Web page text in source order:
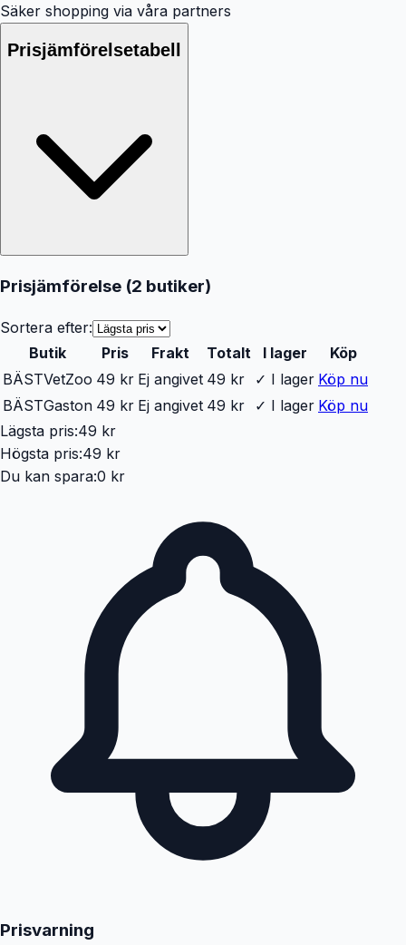
Säker shopping via våra partners
Prisjämförelsetabell
Prisjämförelse (2 butiker)
Sortera efter:
Butik
Pris Frakt Totalt I lager
Köp
BÄSTVetZoo 49 kr Ej angivet 49 kr ✓ I lager Köp nu
BÄSTGaston 49 kr Ej angivet 49 kr ✓ I lager Köp nu
Lägsta pris:49 kr
Högsta pris:49 kr
Du kan spara:0 kr
Prisvarning